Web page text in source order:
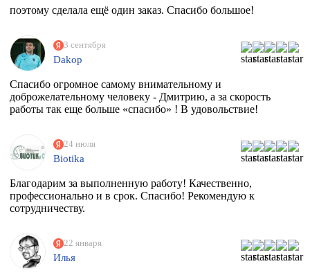
поэтому сделала ещё один заказ. Спасибо большое!
3 сентября
Dakop
Спасибо огромное самому внимательному и
доброжелательному человеку - Дмитрию, а за скорость
работы так еще больше «спасибо» ! В удовольствие!
24 июля
Biotika
Благодарим за выполненную работу! Качественно,
профессионально и в срок. Спасибо! Рекомендую к
сотрудничеству.
22 января
Илья